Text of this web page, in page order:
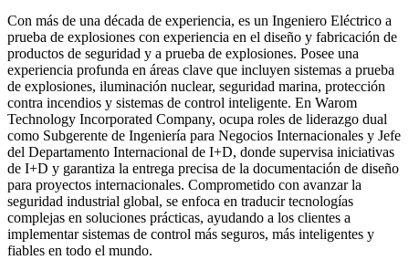
Con más de una década de experiencia, es un Ingeniero Eléctrico a
prueba de explosiones con experiencia en el diseño y fabricación de
productos de seguridad y a prueba de explosiones. Posee una
experiencia profunda en áreas clave que incluyen sistemas a prueba
de explosiones, iluminación nuclear, seguridad marina, protección
contra incendios y sistemas de control inteligente. En Warom
Technology Incorporated Company, ocupa roles de liderazgo dual
como Subgerente de Ingeniería para Negocios Internacionales y Jefe
del Departamento Internacional de I+D, donde supervisa iniciativas
de I+D y garantiza la entrega precisa de la documentación de diseño
para proyectos internacionales. Comprometido con avanzar la
seguridad industrial global, se enfoca en traducir tecnologías
complejas en soluciones prácticas, ayudando a los clientes a
implementar sistemas de control más seguros, más inteligentes y
fiables en todo el mundo.